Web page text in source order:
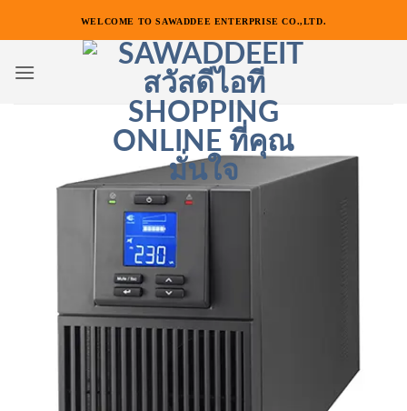
เนื้อหา
WELCOME TO SAWADDEE ENTERPRISE CO.,LTD.